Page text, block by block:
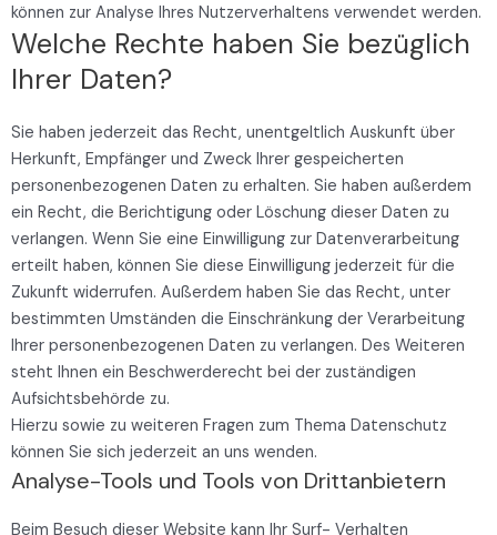
können zur Analyse Ihres Nutzerverhaltens verwendet werden.
Welche Rechte haben Sie bezüglich
Ihrer Daten?
Sie haben jederzeit das Recht, unentgeltlich Auskunft über
Herkunft, Empfänger und Zweck Ihrer gespeicherten
personenbezogenen Daten zu erhalten. Sie haben außerdem
ein Recht, die Berichtigung oder Löschung dieser Daten zu
verlangen. Wenn Sie eine Einwilligung zur Datenverarbeitung
erteilt haben, können Sie diese Einwilligung jederzeit für die
Zukunft widerrufen. Außerdem haben Sie das Recht, unter
bestimmten Umständen die Einschränkung der Verarbeitung
Ihrer personenbezogenen Daten zu verlangen. Des Weiteren
steht Ihnen ein Beschwerderecht bei der zuständigen
Aufsichtsbehörde zu.
Hierzu sowie zu weiteren Fragen zum Thema Datenschutz
können Sie sich jederzeit an uns wenden.
Analyse-Tools und Tools von Dritt­anbietern
Beim Besuch dieser Website kann Ihr Surf- Verhalten